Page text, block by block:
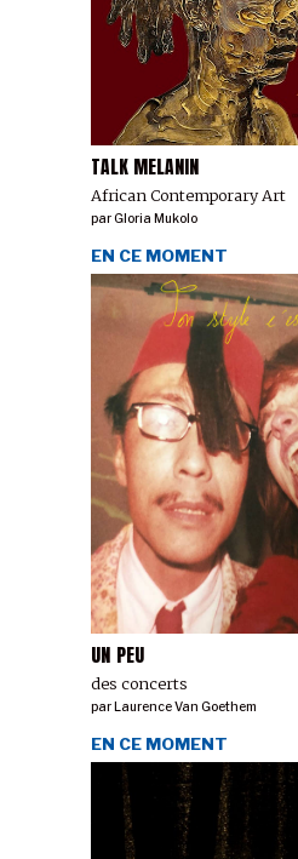
TALK MELANIN
African Contemporary Art
parGloria Mukolo
UN PEU
des concerts
EN CE MOMENT
par Laurence Van Goethem
EN CE MOMENT